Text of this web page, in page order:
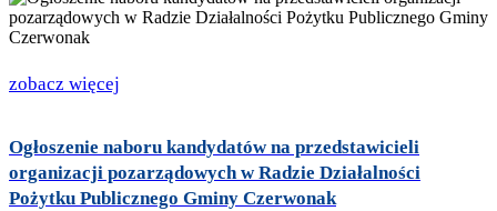
zobacz więcej
Ogłoszenie naboru kandydatów na przedstawicieli
organizacji pozarządowych w Radzie Działalności
Pożytku Publicznego Gminy Czerwonak